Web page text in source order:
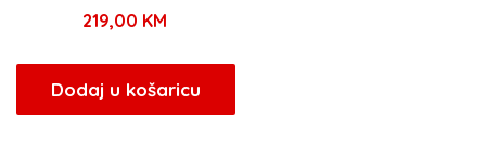
219,00 KM
Dodaj u košaricu